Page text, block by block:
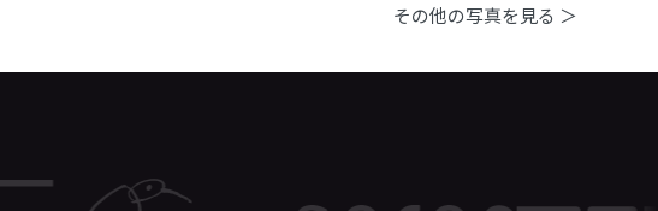
その他の写真を見る ＞